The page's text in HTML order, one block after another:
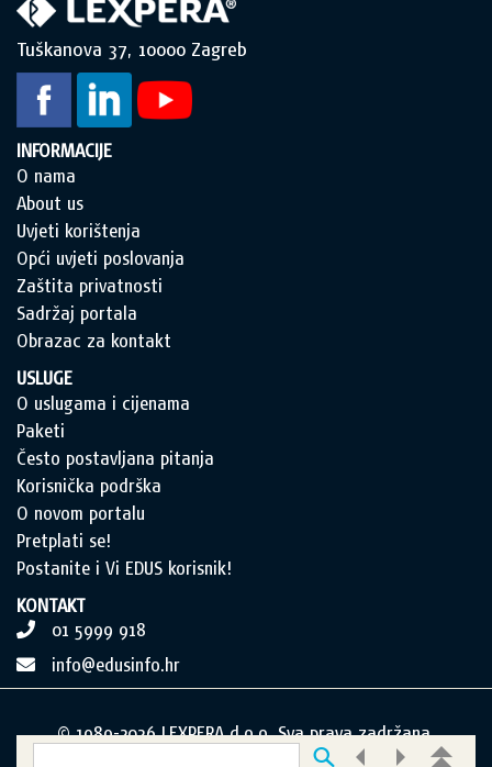
Tuškanova 37, 10000 Zagreb
INFORMACIJE
O nama
About us
Uvjeti korištenja
Opći uvjeti poslovanja
Zaštita privatnosti
Sadržaj portala
Obrazac za kontakt
USLUGE
O uslugama i cijenama
Paketi
Često postavljana pitanja
Korisnička podrška
O novom portalu
Pretplati se!
Postanite i Vi EDUS korisnik!
KONTAKT
01 5999 918
info@edusinfo.hr
© 1989-2026 LEXPERA d.o.o. Sva prava zadržana.